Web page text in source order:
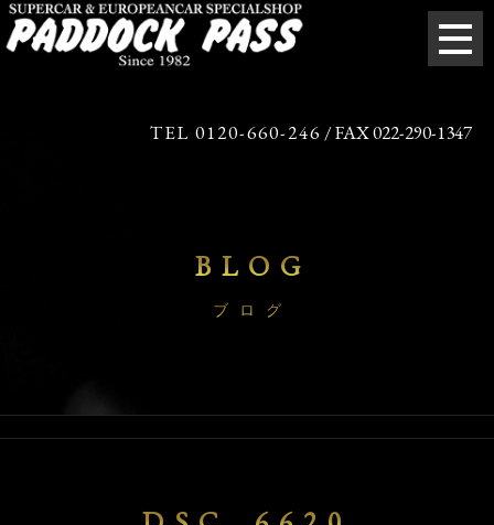
TEL 0120-660-246 / FAX 022-290-1347
BLOG
ブログ